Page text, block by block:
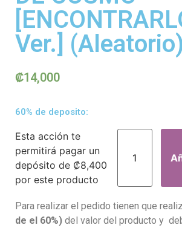
Ver.] (Aleatorio)
₡14,000
60% de deposito:
Esta acción te
permitirá pagar un
depósito de ₡8,400
por este producto
Para realizar el pedido tienen que
de el 60%) del valor del producto y